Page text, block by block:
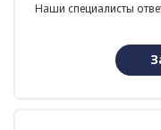
Наши специалисты